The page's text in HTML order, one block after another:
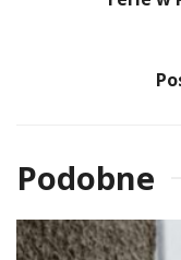
Podobne